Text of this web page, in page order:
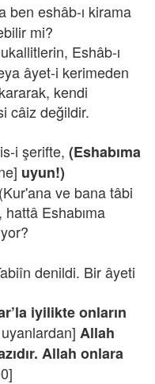
ben eshâb-ı kirama
mi?
Eshâb-ı
âyet-i kerimeden
kendi
câiz değildir.
i şerifte, (Eshabıma
uyun!)
ve bana tâbi
Eshabıma
denildi. Bir âyeti
iyilikte onların
Allah
Allah onlara